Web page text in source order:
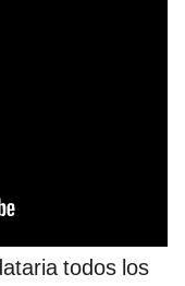
todos los